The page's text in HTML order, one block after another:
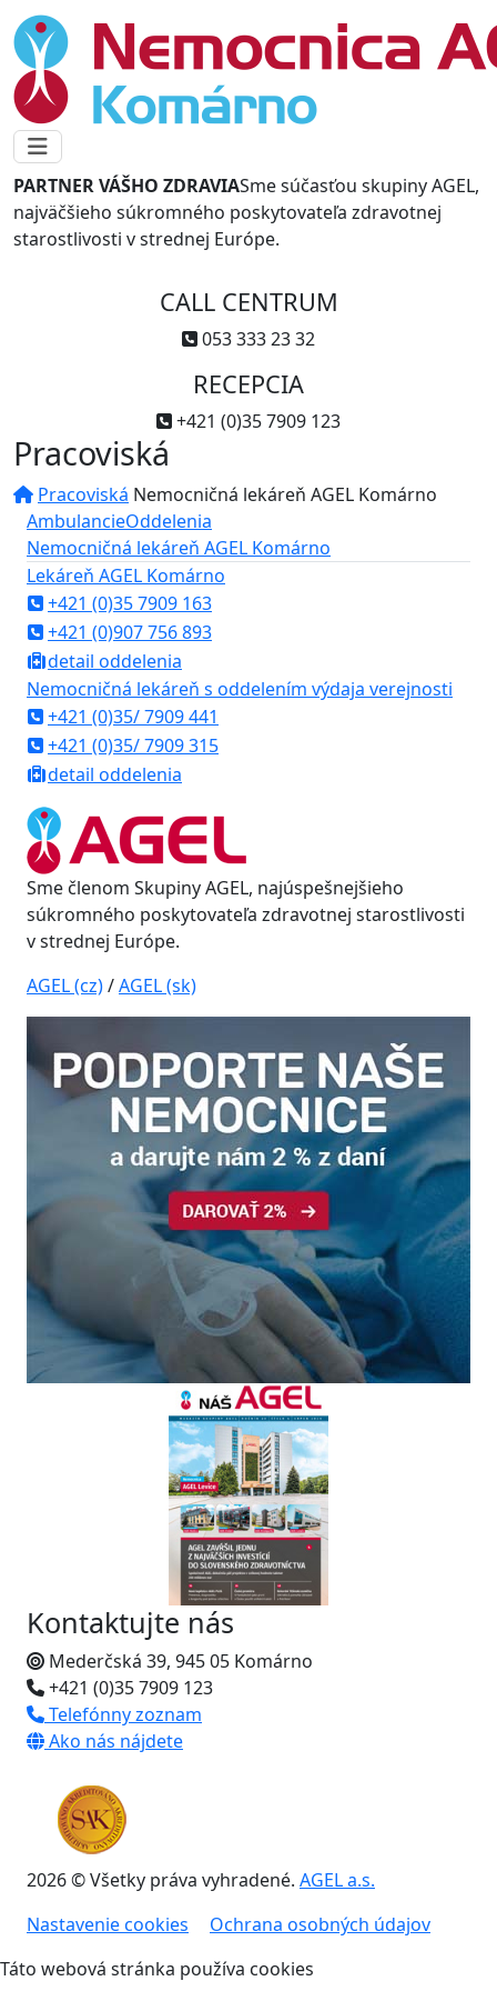
PARTNER VÁŠHO ZDRAVIASme súčasťou skupiny AGEL,
najväčšieho súkromného poskytovateľa zdravotnej
starostlivosti v strednej Európe.
CALL CENTRUM
053 333 23 32
RECEPCIA
+421 (0)35 7909 123
Pracoviská
Pracoviská Nemocničná lekáreň AGEL Komárno
AmbulancieOddelenia
Nemocničná lekáreň AGEL Komárno
Lekáreň AGEL Komárno
+421 (0)35 7909 163
+421 (0)907 756 893
detail oddelenia
Nemocničná lekáreň s oddelením výdaja verejnosti
+421 (0)35/ 7909 441
+421 (0)35/ 7909 315
detail oddelenia
Sme členom Skupiny AGEL, najúspešnejšieho
súkromného poskytovateľa zdravotnej starostlivosti
v strednej Európe.
AGEL (cz)/AGEL (sk)
Kontaktujte nás
Mederčská 39, 945 05 Komárno
+421 (0)35 7909 123
Telefónny zoznam
Ako nás nájdete
2026 © Všetky práva vyhradené. AGEL a.s.
Nastavenie cookies
Ochrana osobných údajov
Táto webová stránka používa cookies